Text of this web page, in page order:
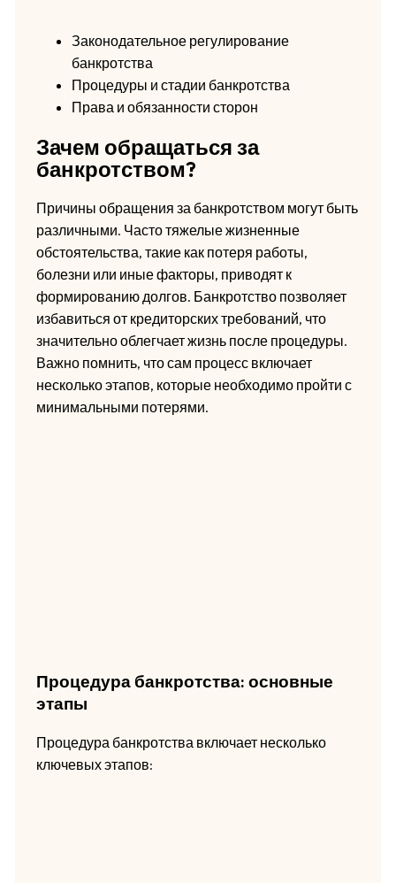
Законодательное регулирование
банкротства
Процедуры и стадии банкротства
Права и обязанности сторон
Зачем обращаться за
банкротством?
Причины обращения за банкротством могут быть
различными. Часто тяжелые жизненные
обстоятельства, такие как потеря работы,
болезни или иные факторы, приводят к
формированию долгов. Банкротство позволяет
избавиться от кредиторских требований, что
значительно облегчает жизнь после процедуры.
Важно помнить, что сам процесс включает
несколько этапов, которые необходимо пройти с
минимальными потерями.
Процедура банкротства: основные
этапы
Процедура банкротства включает несколько
ключевых этапов: